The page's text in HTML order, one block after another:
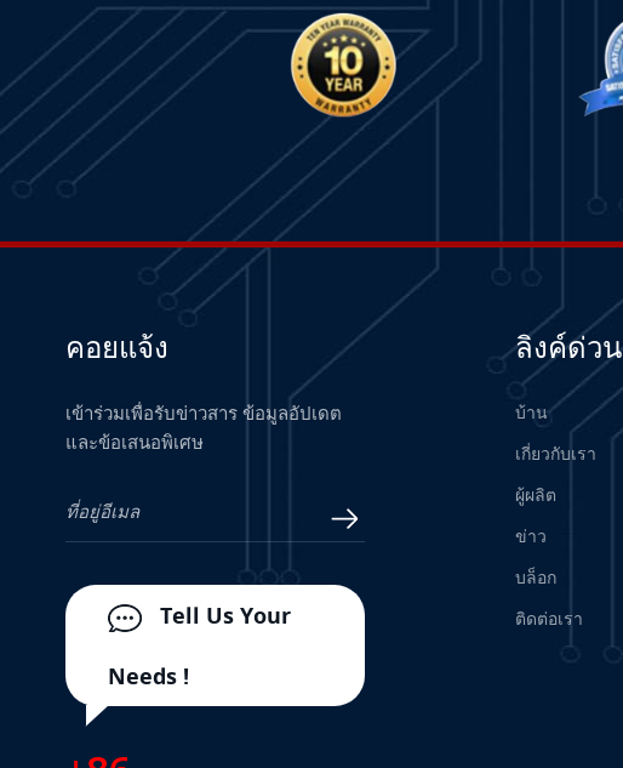
ACS355-03E-05A6-4 ABB
Drive
VIBRO METER TQ403 111-
403-000-012 Proximity
Measurement System
อ่านเพิ่มเติม
24701-28-05-00-038-04-02
Proximity Probe Housing
Assembly / Bently Nevada
H7506 Hima Bus Terminal
402-000-012 A1-B1-D000-
E010-F0-G000-H05
อ่านเพิ่มเติม
330101-30-60-10-02-05
Proximity Probe - Bently
คอยแจ้ง
เข้าร่วมเพื่อรับข่าวสาร ข้อมูลอัปเดต
และข้อเสนอพิเศษ
Tell Us Your
Needs !
ลิงค์ด่วน
บ้าน
เกี่ยวกับเรา
ผู้ผลิต
ข่าว
บล็อก
ติดต่อเรา